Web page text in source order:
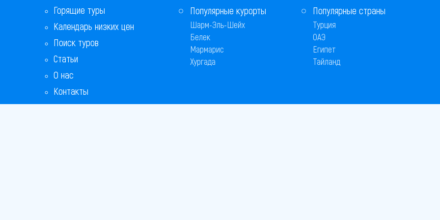
Горящие туры
Календарь низких цен
Поиск туров
Статьи
О нас
Контакты
Бонусная программа
Популярные курорты
Шарм-Эль-Шейх
Белек
Мармарис
Хургада
Популярные страны
Турция
ОАЭ
Египет
Тайланд